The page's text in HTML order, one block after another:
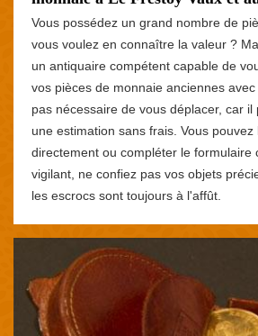
Vous possédez un grand nombre de
vous voulez en connaître la valeur ?
un antiquaire compétent capable de
vos pièces de monnaie anciennes
pas nécessaire de vous déplacer, car il
une estimation sans frais. Vous pouvez
directement ou compléter le formulaire
vigilant, ne confiez pas vos objets
les escrocs sont toujours à l'affût.